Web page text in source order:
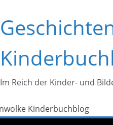
Im Reich der Kinder- und